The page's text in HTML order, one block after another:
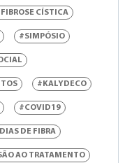
CÍSTICA
#SIMPÓSIO
#KALYDECO
#COVID19
DE FIBRA
AO TRATAMENTO